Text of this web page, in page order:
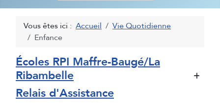
Vous êtes ici : Accueil
Vie Quotidienne
Enfance
Écoles RPI Maffre-Baugé/La
Ribambelle
Relais d'Assistance